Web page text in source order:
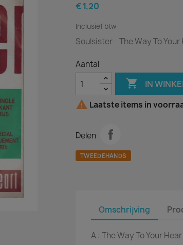
€ 1,20
Inclusief btw
Soulsister - The Way To Your
Aantal
 IN
 Laatste items in
Delen
TWEEDEHANDS
Omschrijving
A : The Way To Your